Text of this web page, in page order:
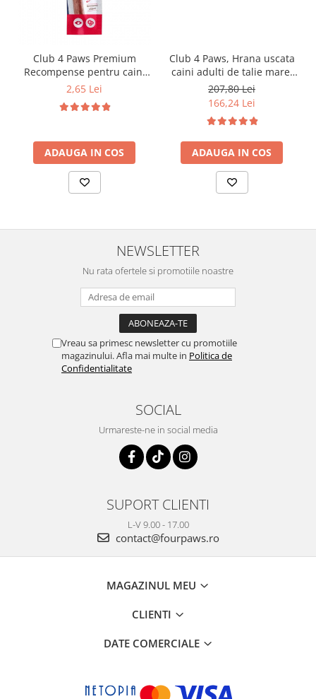
Club 4 Paws Premium
Recompense pentru caini
stick cu vita, 12g
2,65 Lei
ADAUGA IN COS
Club 4 Paws, Hrana uscata
caini adulti de talie mare,
pui, 14kg
207,80 Lei
166,24 Lei
ADAUGA IN COS
NEWSLETTER
Nu rata ofertele si promotiile noastre
Vreau sa primesc newsletter cu promotiile
magazinului. Afla mai multe in Politica de
Confidentialitate
SOCIAL
Urmareste-ne in social media
SUPORT CLIENTI
L-V 9.00 - 17.00
contact@fourpaws.ro
MAGAZINUL MEU
CLIENTI
DATE COMERCIALE